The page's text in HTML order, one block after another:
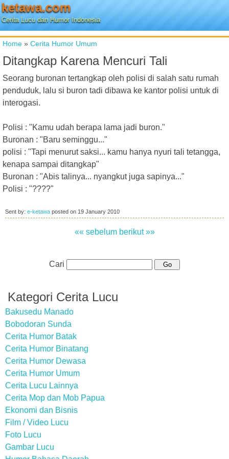
ketawa.com
Cerita Lucu dan Humor Indonesia
Home » Cerita Humor Umum
Ditangkap Karena Mencuri Tali
Seorang buronan tertangkap oleh polisi di salah satu rumah
penduduk, lalu si buron tadi dibawa ke kantor polisi untuk di
interogasi.
Polisi : "Kamu udah berapa lama jadi buron."
Buronan : "Baru seminggu..."
polisi : "Tapi menurut saksi... kamu hanya nyuri tali tetangga,
kenapa sampai ditangkap"
Buronan : "Abis talinya... nyangkut juga sapinya..."
Polisi : "????"
Sent by: e-ketawa posted on 19 January 2010
«« sebelum berikut »»
Cari
Kategori Cerita Lucu
Bakusedu Manado
Bobodoran Sunda
Cerita Humor Batak
Cerita Humor Binatang
Cerita Humor Dewasa
Cerita Humor Umum
Cerita Lucu Lainnya
Cerita Mop dan Mob Papua
Ekonomi dan Bisnis
Film / Video Lucu
Foto Lucu
Gambar Lucu